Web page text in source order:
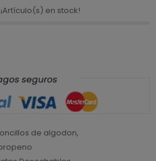
¡Artículo(s) en stock!
de algodon,